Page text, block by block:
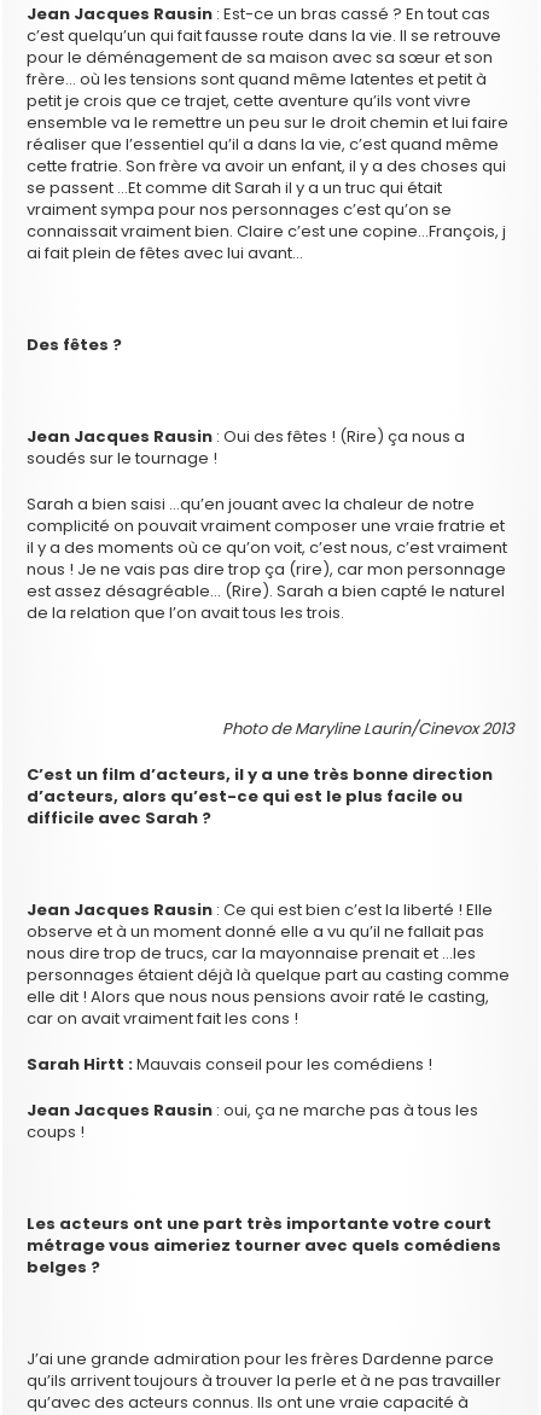
Jean Jacques Rausin : Est-ce un bras cassé ? En tout cas
c’est quelqu’un qui fait fausse route dans la vie. Il se retrouve
pour le déménagement de sa maison avec sa sœur et son
frère… où les tensions sont quand même latentes et petit à
petit je crois que ce trajet, cette aventure qu’ils vont vivre
ensemble va le remettre un peu sur le droit chemin et lui faire
réaliser que l’essentiel qu’il a dans la vie, c’est quand même
cette fratrie. Son frère va avoir un enfant, il y a des choses qui
se passent …Et comme dit Sarah il y a un truc qui était
vraiment sympa pour nos personnages c’est qu’on se
connaissait vraiment bien. Claire c’est une copine…François, j
ai fait plein de fêtes avec lui avant…
Des fêtes ?
Jean Jacques Rausin : Oui des fêtes ! (Rire) ça nous a
soudés sur le tournage !
Sarah a bien saisi …qu’en jouant avec la chaleur de notre
complicité on pouvait vraiment composer une vraie fratrie et
il y a des moments où ce qu’on voit, c’est nous, c’est vraiment
nous ! Je ne vais pas dire trop ça (rire), car mon personnage
est assez désagréable… (Rire). Sarah a bien capté le naturel
de la relation que l’on avait tous les trois.
Photo de Maryline Laurin/Cinevox 2013
C’est un film d’acteurs, il y a une très bonne direction
d’acteurs, alors qu’est-ce qui est le plus facile ou
difficile avec Sarah ?
Jean Jacques Rausin : Ce qui est bien c’est la liberté ! Elle
observe et à un moment donné elle a vu qu’il ne fallait pas
nous dire trop de trucs, car la mayonnaise prenait et …les
personnages étaient déjà là quelque part au casting comme
elle dit ! Alors que nous nous pensions avoir raté le casting,
car on avait vraiment fait les cons !
Sarah Hirtt :Mauvais conseil pour les comédiens !
Jean Jacques Rausin : oui, ça ne marche pas à tous les
coups !
Les acteurs ont une part très importante votre court
métrage vous aimeriez tourner avec quels comédiens
belges ?
J’ai une grande admiration pour les frères Dardenne parce
qu’ils arrivent toujours à trouver la perle et à ne pas travailler
qu’avec des acteurs connus. Ils ont une vraie capacité à